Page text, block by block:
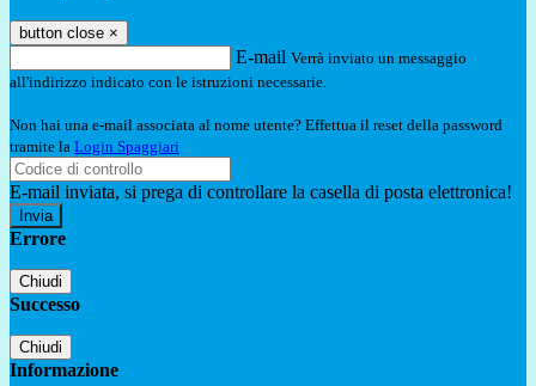
button close ×
E-mail Verrà inviato un messaggio
all'indirizzo indicato con le istruzioni necessarie.
Non hai una e-mail associata al nome utente? Effettua il reset della password
tramite la Login Spaggiari
E-mail inviata, si prega di controllare la casella di posta elettronica!
Errore
Chiudi
Successo
Chiudi
Informazione